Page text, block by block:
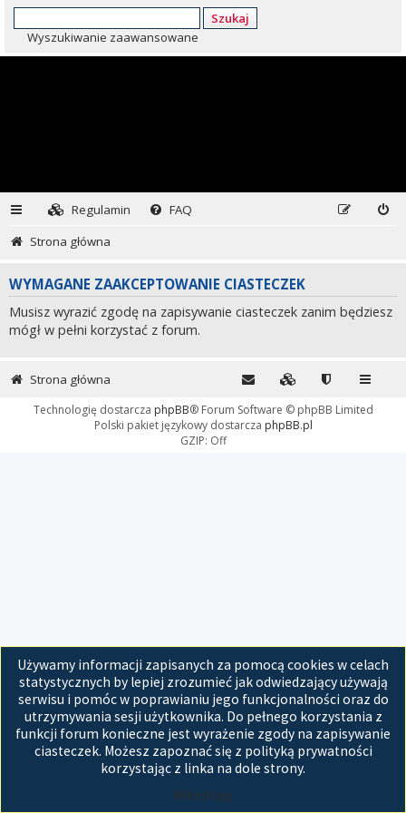
Szukaj
Wyszukiwanie zaawansowane
Regulamin
FAQ
Strona główna
WYMAGANE ZAAKCEPTOWANIE CIASTECZEK
Musisz wyrazić zgodę na zapisywanie ciasteczek zanim będziesz
mógł w pełni korzystać z forum.
Używamy informacji zapisanych za pomocą cookies w celach
statystycznych by lepiej zrozumieć jak odwiedzający używają
serwisu i pomóc w poprawianiu jego funkcjonalności oraz do
utrzymywania sesji użytkownika. Do pełnego korzystania z
funkcji forum konieczne jest wyrażenie zgody na zapisywanie
ciasteczek. Możesz zapoznać się z polityką prywatności
korzystając z linka na dole strony.
Akceptuję
Strona główna
Technologię dostarcza phpBB® Forum Software © phpBB Limited
Polski pakiet językowy dostarcza phpBB.pl
GZIP: Off